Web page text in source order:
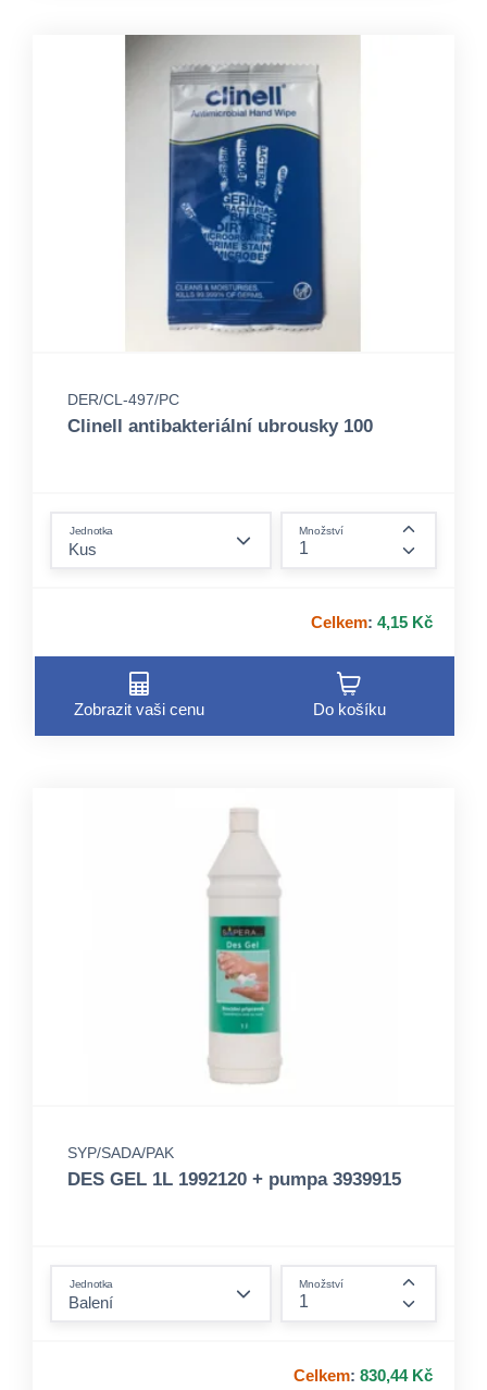
DER/CL-497/PC
Clinell antibakteriální ubrousky 100
Jednotka Množství
Celkem: 4,15 Kč
Zobrazit vaši cenu Do košíku
SYP/SADA/PAK
DES GEL 1L 1992120 + pumpa 3939915
Jednotka Množství
Celkem: 830,44 Kč